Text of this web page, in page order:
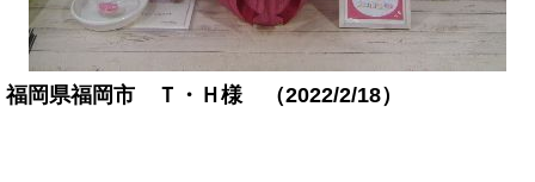
福岡県福岡市 Ｔ・Ｈ様 （2022/2/18）